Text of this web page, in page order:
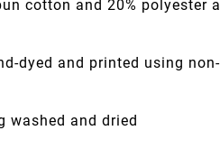
cotton and 20% polyester
dyed and printed using
washed and dried